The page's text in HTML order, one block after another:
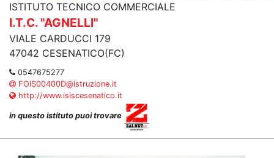
ISTITUTO TECNICO COMMERCIALE
I.T.C. "AGNELLI"
VIALE CARDUCCI 179
47042 CESENATICO(FC)
0547675277
FOIS00400D@istruzione.it
http://www.isiscesenatico.it
in questo istituto puoi trovare